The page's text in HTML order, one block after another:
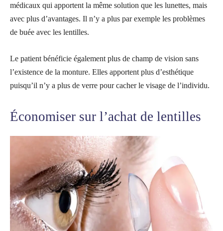
médicaux qui apportent la même solution que les lunettes, mais
avec plus d’avantages. Il n’y a plus par exemple les problèmes
de buée avec les lentilles.
Le patient bénéficie également plus de champ de vision sans
l’existence de la monture. Elles apportent plus d’esthétique
puisqu’il n’y a plus de verre pour cacher le visage de l’individu.
Économiser sur l’achat de lentilles